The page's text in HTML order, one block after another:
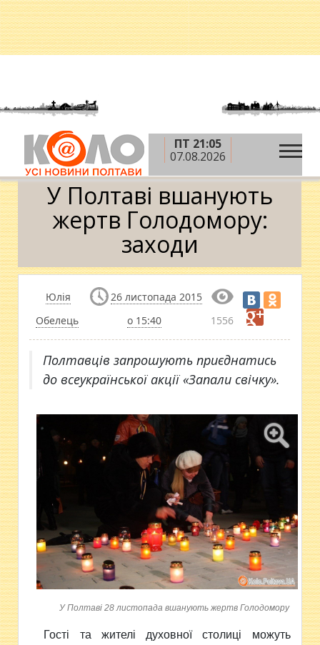
ПТ 21:05
07.08.2026
Головна » Новини » Суспільство
У Полтаві
вшанують жертв Голодомору: заходи
У Полтаві вшанують
жертв Голодомору:
заходи
Юлія
Обелець
26 листопада 2015
о 15:40
1556
Полтавців запрошують приєднатись
до всеукраїнської акції «Запали свічку».
У Полтаві 28 листопада вшанують жертв Голодомору
Гості та жителі духовної столиці можуть